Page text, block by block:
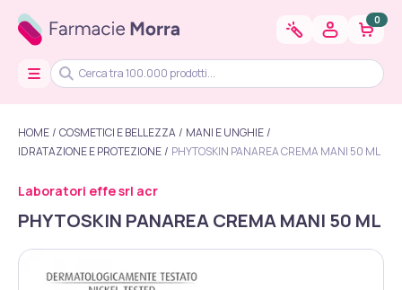
0
HOME COSMETICI E BELLEZZA
MANI E UNGHIE
IDRATAZIONE E PROTEZIONE
PHYTOSKIN PANAREA CREMA MANI 50 ML
Laboratori effe srl acr
PHYTOSKIN PANAREA CREMA MANI 50 ML